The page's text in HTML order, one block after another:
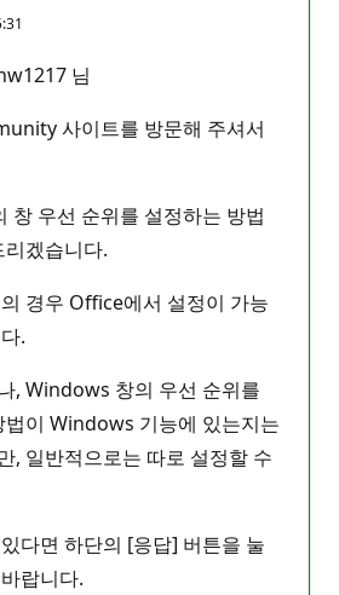
님
사이트를 방문해 주셔서
창 우선 순위를 설정하는 방법
겠습니다.
경우 Office에서 설정이 가능
.
, Windows 창의 우선 순위를
법이 Windows 기능에 있는지는
, 일반적으로는 따로 설정할 수
다면 하단의 [응답] 버튼을 눌
랍니다.